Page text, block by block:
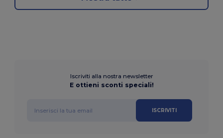
Iscriviti alla nostra newsletter
E ottieni sconti speciali!
ISCRIVITI